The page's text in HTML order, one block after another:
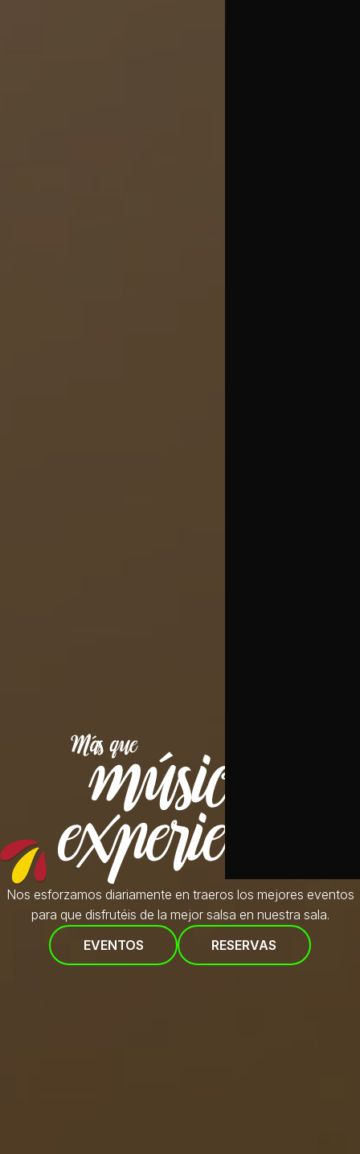
Nos esforzamos diariamente en traeros los mejores eventos
para que disfrutéis de la mejor salsa en nuestra sala.
EVENTOS
RESERVAS